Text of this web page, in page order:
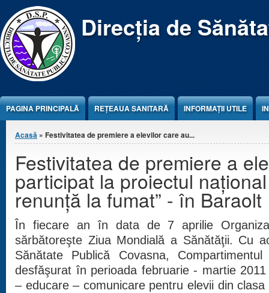
Jump to Content Direcția de
PAGINA PRINCIPALĂ REŢEAUA SANITARĂ INFORMAȚII UTILE
Eşti aici
Acasă » Festivitatea de premiere a elevilor care au...
Festivitatea de premiere a
participat la proiectul
renunţă la fumat” - în Baraolt
În fiecare an în data de 7 aprilie
sărbătoreşte Ziua Mondială a Sănătăţii. Cu
Sănătate Publică Covasna,
desfăşurat în perioada februarie - martie
– educare – comunicare pentru elevii din